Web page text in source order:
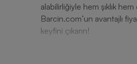
alabilirliğiyle hem şıklık
Barcin.com’un avantajlı
keyfini çıkarın!